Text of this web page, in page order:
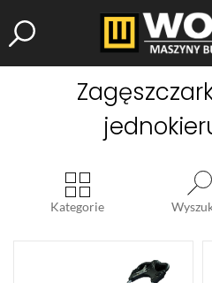
Kategorie